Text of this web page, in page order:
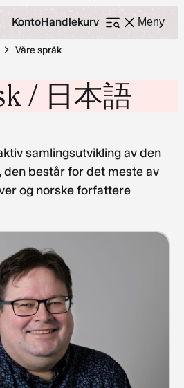
KontoHandlekurv Meny
Åpne
Våre språk
/ 日本語
samlingsutvikling av den
den består for det meste av
og norske forfattere